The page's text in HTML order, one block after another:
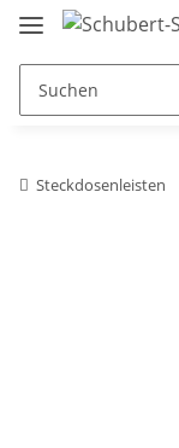
Steckdosenleisten